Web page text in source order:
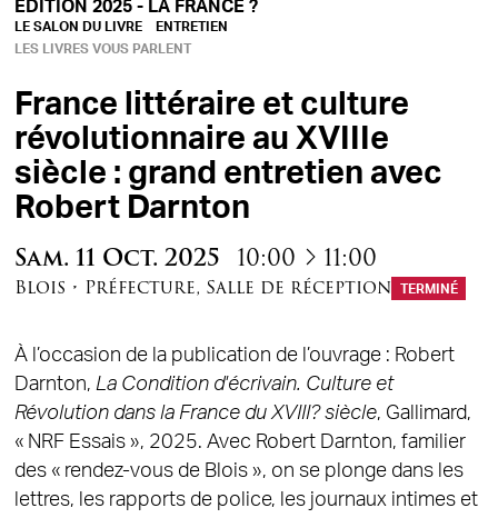
EDITION 2025 - LA FRANCE ?
LE SALON DU LIVRE
ENTRETIEN
LES LIVRES VOUS PARLENT
France littéraire et culture
révolutionnaire au XVIIIe
siècle : grand entretien avec
Robert Darnton
Sam. 11 Oct. 2025 10:00 à11:00
Blois • Préfecture, Salle de réception TERMINÉ
À l’occasion de la publication de l’ouvrage : Robert
Darnton, La Condition d'écrivain. Culture et
Révolution dans la France du XVIII? siècle, Gallimard,
« NRF Essais », 2025. Avec Robert Darnton, familier
des « rendez-vous de Blois », on se plonge dans les
lettres, les rapports de police, les journaux intimes et